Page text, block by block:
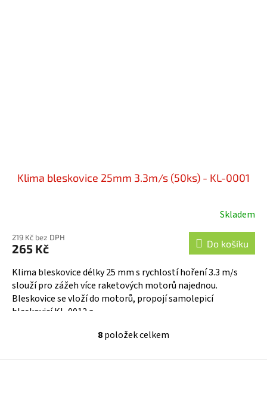
Klima bleskovice 25mm 3.3m/s (50ks) - KL-0001
Skladem
219 Kč bez DPH
265 Kč Do košíku
Klima bleskovice délky 25 mm s rychlostí hoření 3.3 m/s
slouží pro zážeh více raketových motorů najednou.
Bleskovice se vloží do motorů, propojí samolepicí
bleskovicí KL-0012 a...
O
l
8položek celkem